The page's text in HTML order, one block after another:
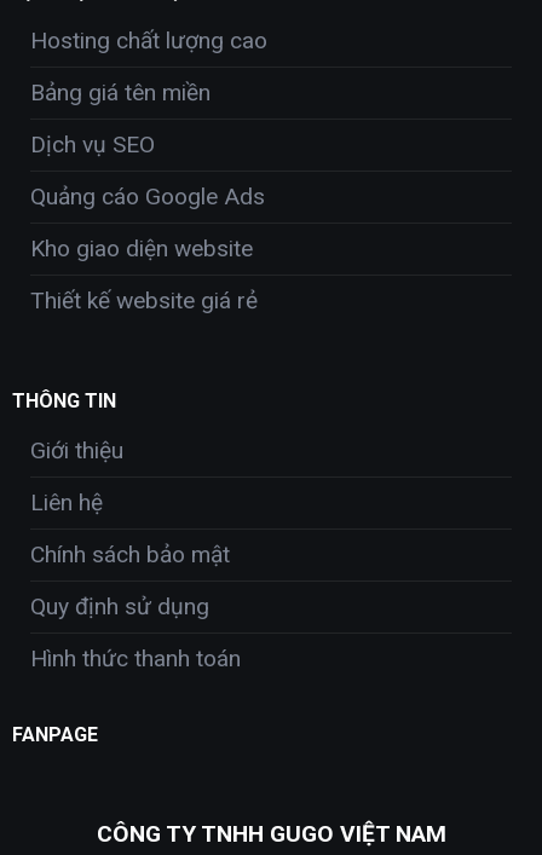
Hosting chất lượng cao
Bảng giá tên miền
Dịch vụ SEO
Quảng cáo Google Ads
Kho giao diện website
Thiết kế website giá rẻ
THÔNG TIN
Giới thiệu
Liên hệ
Chính sách bảo mật
Quy định sử dụng
Hình thức thanh toán
FANPAGE
CÔNG TY TNHH GUGO VIỆT NAM